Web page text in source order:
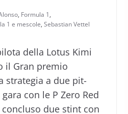
, Formula 1,
1 e mescole, Sebastian Vettel
della Lotus Kimi
il Gran premio
strategia a due pit-
con le P Zero Red
due stint con